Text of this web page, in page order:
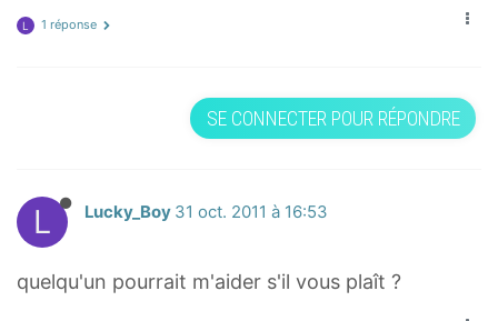
L 1 réponse
SE CONNECTER POUR RÉPONDRE
L Lucky_Boy 31 oct. 2011 à 16:53
quelqu'un pourrait m'aider s'il vous plaît ?